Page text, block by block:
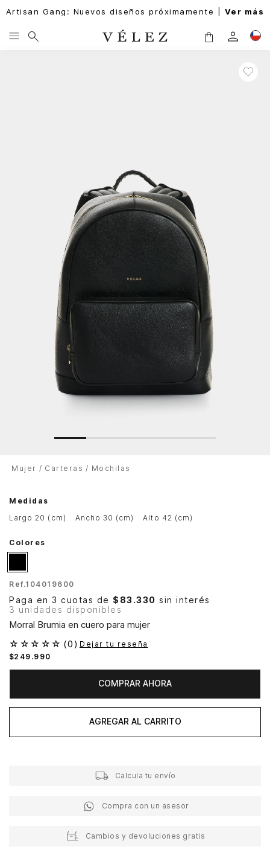
Artisan Gang: Nuevos diseños próximamente | Ver más
Mujer Carteras Mochilas
Medidas
largo 20 (cm)
ancho 30 (cm) alto 42 (cm)
Colores
Ref.104019600
Paga en 3 cuotas de $83.330 sin interés
3 unidades disponibles
Morral Brumia en cuero para mujer
☆ ☆ ☆ ☆ ☆ (0 ) Dejar tu reseña
$249 .990
COMPRAR AHORA
AGREGAR AL CARRITO
Calcula tu envío
Compra con un asesor
Cambios y devoluciones gratis